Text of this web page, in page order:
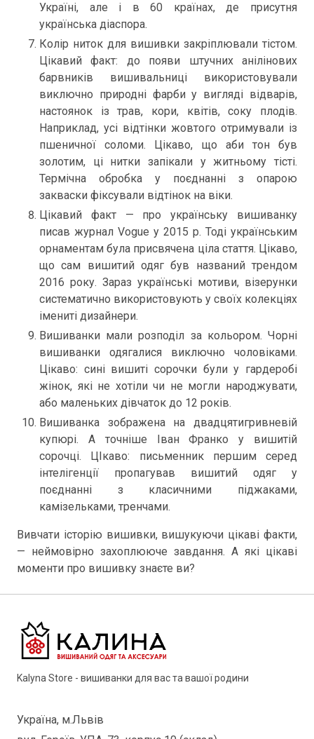
Україні, але і в 60 країнах, де присутня
українська діаспора.
Колір ниток для вишивки закріплювали тістом.
Цікавий факт: до появи штучних анілінових
барвників вишивальниці використовували
виключно природні фарби у вигляді відварів,
настоянок із трав, кори, квітів, соку плодів.
Наприклад, усі відтінки жовтого отримували із
пшеничної соломи. Цікаво, що аби тон був
золотим, ці нитки запікали у житньому тісті.
Термічна обробка у поєднанні з опарою
закваски фіксували відтінок на віки.
Цікавий факт — про українську вишиванку
писав журнал Vogue у 2015 р. Тоді українським
орнаментам була присвячена ціла стаття. Цікаво,
що сам вишитий одяг був названий трендом
2016 року. Зараз українські мотиви, візерунки
систематично використовують у своїх колекціях
імениті дизайнери.
Вишиванки мали розподіл за кольором. Чорні
вишиванки одягалися виключно чоловіками.
Цікаво: сині вишиті сорочки були у гардеробі
жінок, які не хотіли чи не могли народжувати,
або маленьких дівчаток до 12 років.
Вишиванка зображена на двадцятигривневій
купюрі. А точніше Іван Франко у вишитій
сорочці. ЦІкаво: письменник першим серед
інтелігенції пропагував вишитий одяг у
поєднанні з класичними піджаками,
камізельками, тренчами.
Вивчати історію вишивки, вишукуючи цікаві факти,
— неймовірно захоплююче завдання. А які цікаві
моменти про вишивку знаєте ви?
Kalyna Store - вишиванки для вас та вашої родини
Україна, м.Львів